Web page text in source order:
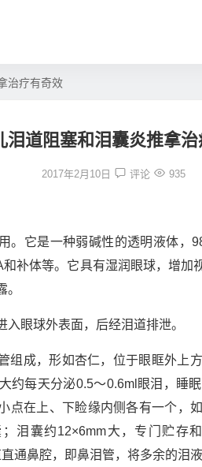
治疗有奇效
泪道阻塞和泪囊炎推拿
2017年2月10日 评论 935
。它是一种弱碱性的透明液体，
补体等。它具有湿润眼球，增加
入眼球外表面，后经泪道排泄。
组成，形如杏仁，位于眼眶外上
约每天分泌0.5～0.6ml眼泪，睡
点在上、下睑缘内侧各有一个，
泪囊约12×6mm大，专门贮存
通鼻腔，即鼻泪管，将多余的泪液